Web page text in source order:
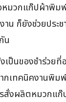
หมวกแก๊ปผ้าพิ
าน ก็ยังช่วยประ
น
ป็นของชำร่วยที่
ากเทคนิคงานพิ
สั่งผลิตหมวกแ